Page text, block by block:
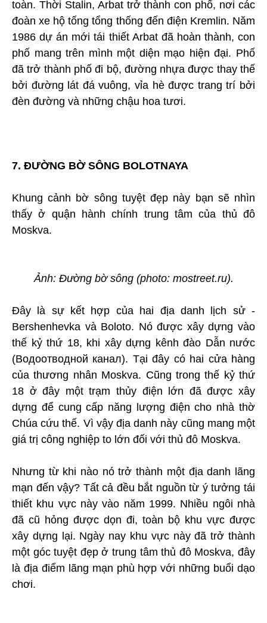
toàn. Thời Stalin, Arbat trở thành con phố, nơi các
đoàn xe hộ tống tổng thống đến điện Kremlin. Năm
1986 dự án mới tái thiết Arbat đã hoàn thành, con
phố mang trên mình một diện mạo hiện đại. Phố
đã trở thành phố đi bộ, đường nhựa được thay thế
bởi đường lát đá vuông, vỉa hè được trang trí bởi
đèn đường và những chậu hoa tươi.
7. ĐƯỜNG BỜ SÔNG BOLOTNAYA
Khung cảnh bờ sông tuyệt đẹp này bạn sẽ nhìn
thấy ở quận hành chính trung tâm của thủ đô
Moskva.
Ảnh: Đường bờ sông (photo: mostreet.ru).
Đây là sự kết hợp của hai địa danh lịch sử -
Bershenhevka và Boloto. Nó được xây dựng vào
thế kỷ thứ 18, khi xây dựng kênh đào Dẫn nước
(Водоотводной канал). Tại đây có hai cửa hàng
của thương nhân Moskva. Cũng trong thế kỷ thứ
18 ở đây một trạm thủy điện lớn đã được xây
dựng để cung cấp năng lượng điện cho nhà thờ
Chúa cứu thế. Vì vậy địa danh này cũng mang một
giá trị công nghiệp to lớn đối với thủ đô Moskva.
Nhưng từ khi nào nó trở thành một địa danh lãng
mạn đến vậy? Tất cả đều bắt nguồn từ ý tưởng tái
thiết khu vực này vào năm 1999. Nhiều ngôi nhà
đã cũ hỏng được dọn đi, toàn bộ khu vực được
xây dựng lại. Ngày nay khu vực này đã trở thành
một góc tuyệt đẹp ở trung tâm thủ đô Moskva, đây
là địa điểm lãng mạn phù hợp với những buổi dạo
chơi.